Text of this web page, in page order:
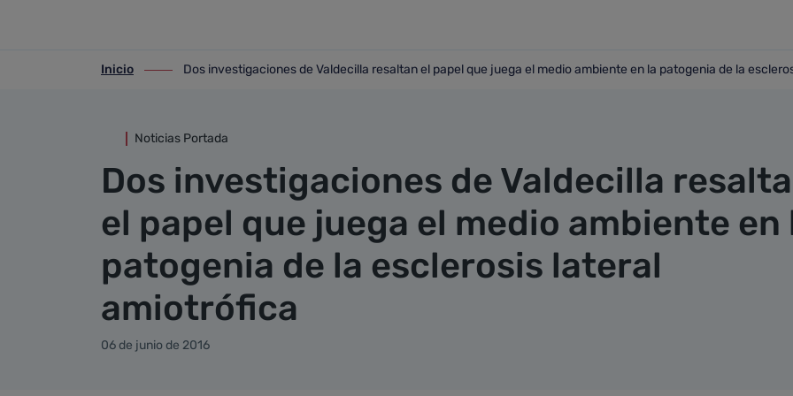
ir-a inicio
Inicio
ir-a Dos investigaciones de Valdecilla resaltan el papel que juega el medio ambiente en la
Dos investigaciones de Valdecilla resaltan el papel que juega el medio ambiente en la patogenia de la
Noticias Portada
Dos investigaciones de Valdecilla
el papel que juega el medio ambiente en
patogenia de la esclerosis lateral
amiotrófica
06 de junio de 2016